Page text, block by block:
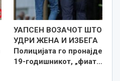
УАПСЕН ВОЗАЧОТ ШТО
УДРИ ЖЕНА И ИЗБЕГА
Полицијата го пронајде
19-годишникот, „фиат…